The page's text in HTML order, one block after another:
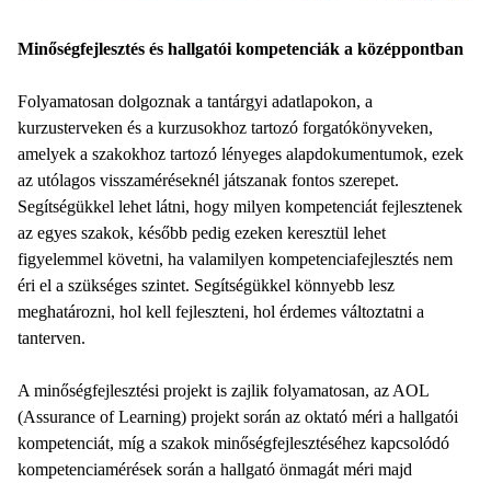
Minőségfejlesztés és hallgatói kompetenciák a középpontban
Folyamatosan dolgoznak a tantárgyi adatlapokon, a
kurzusterveken és a kurzusokhoz tartozó forgatókönyveken,
amelyek a szakokhoz tartozó lényeges alapdokumentumok, ezek
az utólagos visszaméréseknél játszanak fontos szerepet.
Segítségükkel lehet látni, hogy milyen kompetenciát fejlesztenek
az egyes szakok, később pedig ezeken keresztül lehet
figyelemmel követni, ha valamilyen kompetenciafejlesztés nem
éri el a szükséges szintet. Segítségükkel könnyebb lesz
meghatározni, hol kell fejleszteni, hol érdemes változtatni a
tanterven.
A minőségfejlesztési projekt is zajlik folyamatosan, az AOL
(Assurance of Learning) projekt során az oktató méri a hallgatói
kompetenciát, míg a szakok minőségfejlesztéséhez kapcsolódó
kompetenciamérések során a hallgató önmagát méri majd